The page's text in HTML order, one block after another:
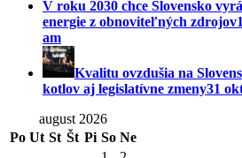
V roku 2030 chce Slovensko
energie z obnoviteľných zdrojov
am
Kvalitu ovzdušia na
kotlov aj legislatívne zmeny31
august 2026
Po Ut St Št Pi So Ne